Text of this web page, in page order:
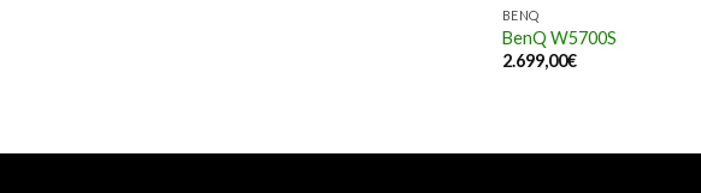
BENQ
BenQ W5700S
2.699,00€